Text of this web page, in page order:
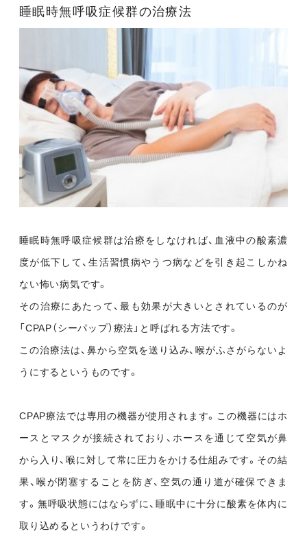
睡眠時無呼吸症候群の治療法
睡眠時無呼吸症候群は治療をしなければ、血液中の酸素濃
度が低下して、生活習慣病やうつ病などを引き起こしかね
ない怖い病気です。
その治療にあたって、最も効果が大きいとされているのが
「CPAP（シーパップ）療法」と呼ばれる方法です。
この治療法は、鼻から空気を送り込み、喉がふさがらないよ
うにするというものです。
CPAP療法では専用の機器が使用されます。この機器にはホ
ースとマスクが接続されており、ホースを通じて空気が鼻
から入り、喉に対して常に圧力をかける仕組みです。その結
果、喉が閉塞することを防ぎ、空気の通り道が確保できま
す。無呼吸状態にはならずに、睡眠中に十分に酸素を体内に
取り込めるというわけです。